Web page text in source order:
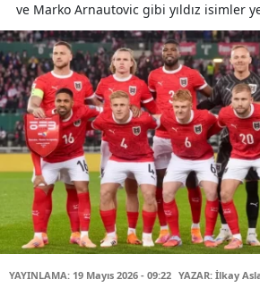
ve Marko Arnautovic gibi yıldız isimler
YAYINLAMA: 19 Mayıs 2026 - 09:22 YAZAR: İlkay